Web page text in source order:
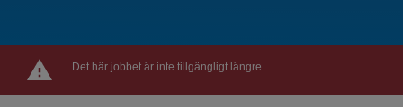
Det här jobbet är inte tillgängligt längre